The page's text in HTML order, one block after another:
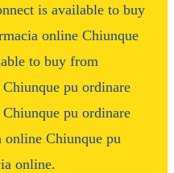
is available to buy
online Chiunque
to buy from
pu ordinare
pu ordinare
Chiunque pu
online.